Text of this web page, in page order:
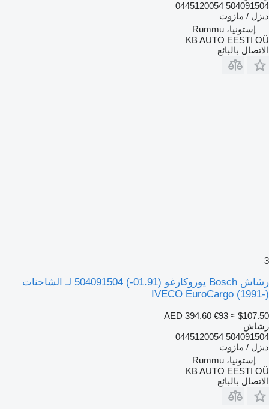
504091504 0445120054
ديزل / مازوت
إستونيا، Rummu
KB AUTO EESTI OÜ
الاتصال بالبائع
3
رشاش Bosch يوروكارغو (01.91-) 504091504 لـ الشاحنات
IVECO EuroCargo (1991-)
AED 394.60 €93 ≈ $107.50
رشاش
504091504 0445120054
ديزل / مازوت
إستونيا، Rummu
KB AUTO EESTI OÜ
الاتصال بالبائع